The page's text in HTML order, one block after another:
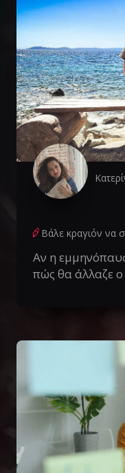
Βάλε κραγιόν να
Αν η
πώς θα άλλαζε